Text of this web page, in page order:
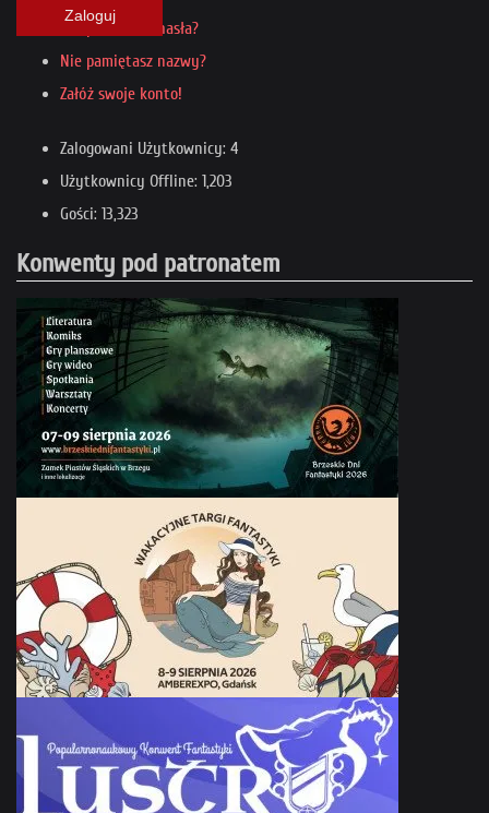
Zaloguj
Nie pamiętasz hasła?
Nie pamiętasz nazwy?
Załóż swoje konto!
Zalogowani Użytkownicy: 4
Użytkownicy Offline: 1,203
Gości: 13,323
Konwenty pod patronatem